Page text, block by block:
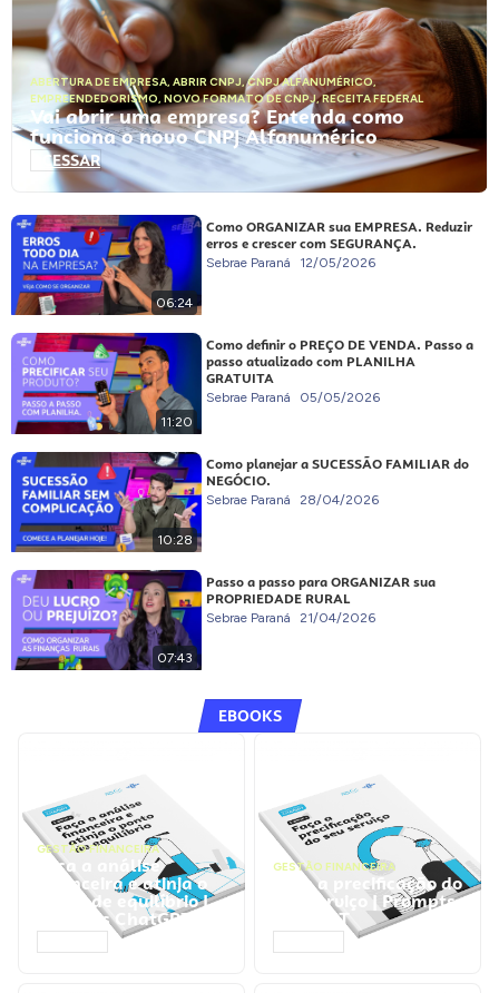
ABERTURA DE EMPRESA, ABRIR CNPJ,CNPJ ALFANUMÉRICO,
EMPREENDEDORISMO, NOVO FORMATO DE CNPJ,RECEITA FEDERAL
Vai abrir uma empresa? Entenda como
funciona o novo CNPJ Alfanumérico
ACESSAR
06:24
Como ORGANIZAR sua EMPRESA. Reduzir
erros e crescer com SEGURANÇA.
Sebrae Paraná 12/05/2026
11:20
Como definir o PREÇO DE VENDA. Passo a
passo atualizado com PLANILHA
GRATUITA
Sebrae Paraná 05/05/2026
10:28
Como planejar a SUCESSÃO FAMILIAR do
NEGÓCIO.
Sebrae Paraná 28/04/2026
07:43
Passo a passo para ORGANIZAR sua
PROPRIEDADE RURAL
Sebrae Paraná 21/04/2026
EBOOKS
GESTÃO FINANCEIRA
Faça a análise
financeira e atinja o
ponto de equilíbrio |
Prompts ChatGPT
GESTÃO FINANCEIRA
Faça a precificação do
seu serviço | Prompts
ChatGPT